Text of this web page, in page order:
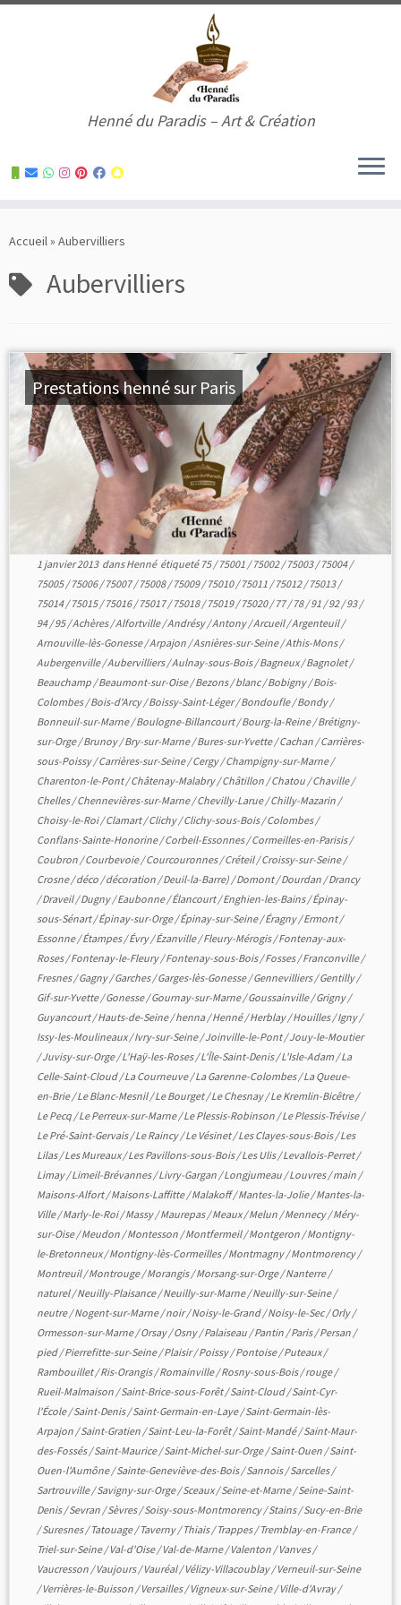
to
Henné du Paradis – Art & Création
Accueil» Aubervilliers
Aubervilliers
Prestations henné sur Paris
1 janvier 2013dansHenné étiqueté 75/75001 /75002/75003/75004/
75005/75006/75007/75008/75009/75010/75011 /75012/75013/
75014/75015/75016/75017/75018/75019/75020/77/78/91 /92/93/
94/95/Achères/Alfortville/Andrésy/Antony/Arcueil/Argenteuil/
Arnouville-lès-Gonesse/Arpajon /Asnières-sur-Seine/Athis-Mons/
Aubergenville/Aubervilliers/Aulnay-sous-Bois/Bagneux/Bagnolet/
Beauchamp /Beaumont-sur-Oise/Bezons/blanc/Bobigny/Bois-
Colombes/Bois-d'Arcy/Boissy-Saint-Léger/Bondoufle/Bondy/
Bonneuil-sur-Marne/Boulogne-Billancourt/Bourg-la-Reine/Brétigny-
sur-Orge/Brunoy/Bry-sur-Marne/Bures-sur-Yvette/Cachan /Carrières-
sous-Poissy/Carrières-sur-Seine/Cergy/Champigny-sur-Marne/
Charenton-le-Pont/Châtenay-Malabry/Châtillon /Chatou /Chaville/
Chelles/Chennevières-sur-Marne/Chevilly-Larue/Chilly-Mazarin /
Choisy-le-Roi/Clamart/Clichy/Clichy-sous-Bois/Colombes/
Conflans-Sainte-Honorine/Corbeil-Essonnes/Cormeilles-en-Parisis/
Coubron /Courbevoie/Courcouronnes/Créteil/Croissy-sur-Seine/
Crosne/déco /décoration /Deuil-la-Barre) /Domont/Dourdan /Drancy
/Draveil/Dugny/Eaubonne/Élancourt/Enghien-les-Bains/Épinay-
sous-Sénart/Épinay-sur-Orge/Épinay-sur-Seine/Éragny/Ermont/
Essonne/Étampes/Évry/Ézanville/Fleury-Mérogis/Fontenay-aux-
Roses/Fontenay-le-Fleury/Fontenay-sous-Bois/Fosses/Franconville/
Fresnes/Gagny/Garches/Garges-lès-Gonesse/Gennevilliers/Gentilly/
Gif-sur-Yvette/Gonesse/Gournay-sur-Marne/Goussainville/Grigny/
Guyancourt/Hauts-de-Seine/henna/Henné/Herblay/Houilles/Igny/
Issy-les-Moulineaux/Ivry-sur-Seine/Joinville-le-Pont/Jouy-le-Moutier
/Juvisy-sur-Orge/L'Haÿ-les-Roses/L'Île-Saint-Denis/L'Isle-Adam /La
Celle-Saint-Cloud/La Courneuve/La Garenne-Colombes/La Queue-
en-Brie/Le Blanc-Mesnil/Le Bourget/Le Chesnay/Le Kremlin-Bicêtre/
Le Pecq /Le Perreux-sur-Marne/Le Plessis-Robinson /Le Plessis-Trévise/
Le Pré-Saint-Gervais/Le Raincy/Le Vésinet/Les Clayes-sous-Bois/Les
Lilas/Les Mureaux/Les Pavillons-sous-Bois/Les Ulis/Levallois-Perret/
Limay/Limeil-Brévannes/Livry-Gargan /Longjumeau /Louvres/main /
Maisons-Alfort/Maisons-Laffitte/Malakoff/Mantes-la-Jolie/Mantes-la-
Ville/Marly-le-Roi/Massy/Maurepas/Meaux/Melun /Mennecy/Méry-
sur-Oise/Meudon /Montesson /Montfermeil/Montgeron /Montigny-
le-Bretonneux/Montigny-lès-Cormeilles/Montmagny/Montmorency/
Montreuil/Montrouge/Morangis/Morsang-sur-Orge/Nanterre/
naturel/Neuilly-Plaisance/Neuilly-sur-Marne/Neuilly-sur-Seine/
neutre/Nogent-sur-Marne/noir/Noisy-le-Grand/Noisy-le-Sec/Orly/
Ormesson-sur-Marne/Orsay/Osny/Palaiseau /Pantin /Paris/Persan /
pied/Pierrefitte-sur-Seine/Plaisir/Poissy/Pontoise/Puteaux/
Rambouillet/Ris-Orangis/Romainville/Rosny-sous-Bois/rouge/
Rueil-Malmaison /Saint-Brice-sous-Forêt/Saint-Cloud/Saint-Cyr-
l'École/Saint-Denis/Saint-Germain-en-Laye/Saint-Germain-lès-
Arpajon /Saint-Gratien /Saint-Leu-la-Forêt/Saint-Mandé/Saint-Maur-
des-Fossés/Saint-Maurice/Saint-Michel-sur-Orge/Saint-Ouen /Saint-
Ouen-l'Aumône/Sainte-Geneviève-des-Bois/Sannois/Sarcelles/
Sartrouville/Savigny-sur-Orge/Sceaux/Seine-et-Marne/Seine-Saint-
Denis/Sevran /Sèvres/Soisy-sous-Montmorency/Stains/Sucy-en-Brie
/Suresnes/Tatouage/Taverny/Thiais/Trappes/Tremblay-en-France/
Triel-sur-Seine/Val-d'Oise/Val-de-Marne/Valenton /Vanves/
Vaucresson /Vaujours/Vauréal/Vélizy-Villacoublay/Verneuil-sur-Seine
/Verrières-le-Buisson /Versailles/Vigneux-sur-Seine/Ville-d'Avray/